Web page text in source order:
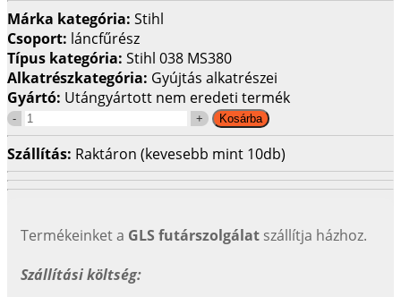
Márka kategória: Stihl
Csoport: láncfűrész
Típus kategória: Stihl 038 MS380
Alkatrészkategória: Gyújtás alkatrészei
Gyártó: Utángyártott nem eredeti termék
Szállítás: Raktáron (kevesebb mint 10db)
Termékeinket a GLS futárszolgálat szállítja házhoz.
Szállítási költség: